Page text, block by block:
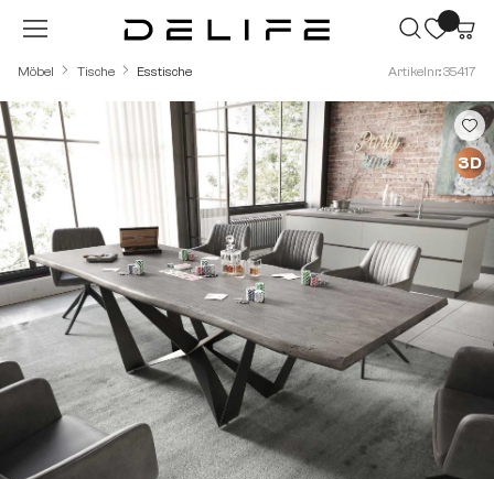
Zum Hauptinhalt springen
Möbel Tische Esstische Artikelnr.: 35417
Bildergalerie überspringen
3D